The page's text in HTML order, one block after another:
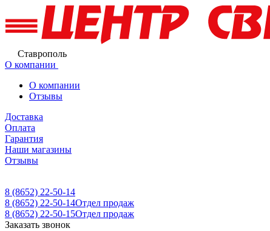
Ставрополь
О компании
О компании
Отзывы
Доставка
Оплата
Гарантия
Наши магазины
Отзывы
8 (8652) 22-50-14
8 (8652) 22-50-14Отдел продаж
8 (8652) 22-50-15Отдел продаж
Заказать звонок